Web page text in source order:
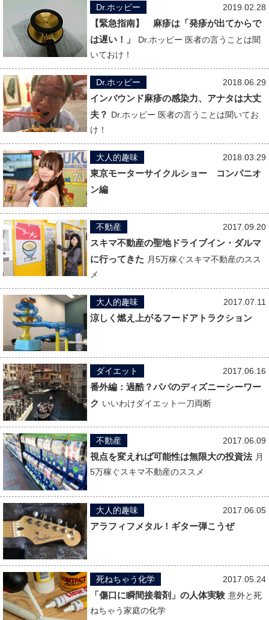
2019.02.28
Dr.ホッピー
【緊急指南】 麻疹は「発疹が出てからで
は遅い！」
Dr.ホッピー 医者の言うことは聞
いておけ！
2018.06.29
Dr.ホッピー
インバウンド麻疹の感染力、アナタは大丈
夫？ Dr.ホッピー 医者の言うことは聞いてお
け！
2018.03.29
大人的趣味
東京モーターサイクルショー コンパニオ
ン編
2017.09.20
不動産
スキマ不動産の聖地ドライブイン・ダルマ
に行ってきた 月5万稼ぐスキマ不動産のスス
メ
2017.07.11
大人的趣味
涼しく燃え上がるフードアトラクション
2017.06.16
ダイエット
番外編：過酷？パパのディズニーシーワー
ク いいわけダイエット一刀両断
2017.06.09
不動産
視点を変えれば可能性は無限大の投資法 月
5万稼ぐスキマ不動産のススメ
2017.06.05
大人的趣味
アラフィフメタル！ギター弾こうぜ
2017.05.24
死ねちゃう化学
「傷口に瞬間接着剤」の人体実験 意外と死
ねちゃう家庭の化学